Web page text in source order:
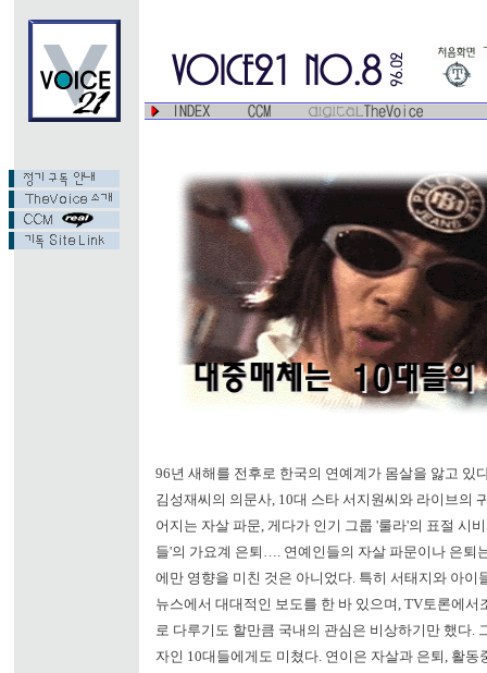
96년 새해를 전후로 한국의 연예계가 몸살을 앓고 있
김성재씨의 의문사, 10대 스타 서지원씨와 라이브의
어지는 자살 파문, 게다가 인기 그룹 '룰라'의 표절 시
들'의 가요계 은퇴…. 연예인들의 자살 파문이나 은퇴
에만 영향을 미친 것은 아니었다. 특히 서태지와 아이
뉴스에서 대대적인 보도를 한 바 있으며, TV토론에서
로 다루기도 할만큼 국내의 관심은 비상하기만 했다.
자인 10대들에게도 미쳤다. 연이은 자살과 은퇴, 활동